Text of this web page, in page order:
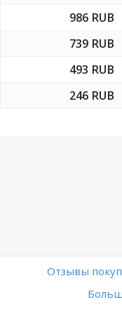
986 RUB
739 RUB
493 RUB
246 RUB
Отзывы